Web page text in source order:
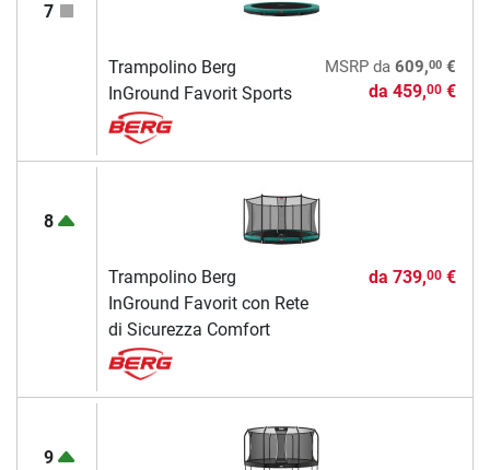
7
Trampolino Berg
InGround Favorit Sports
MSRPda 609,00€
da 459,00€
8
Trampolino Berg
InGround Favorit con Rete
di Sicurezza Comfort
da 739,00€
9